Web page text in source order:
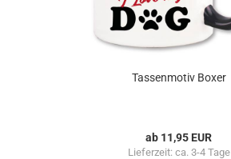
Tassenmotiv Boxer
ab 11,95 EUR
Lieferzeit: ca. 3-4 Tage